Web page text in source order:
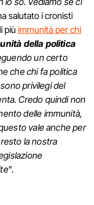
salutato i cronisti
più immunità per chi
della politica
un certo
che chi fa politica
privilegi del
Credo quindi non
delle immunità,
vale anche per
la nostra
".